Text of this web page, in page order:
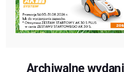
Archiwalne